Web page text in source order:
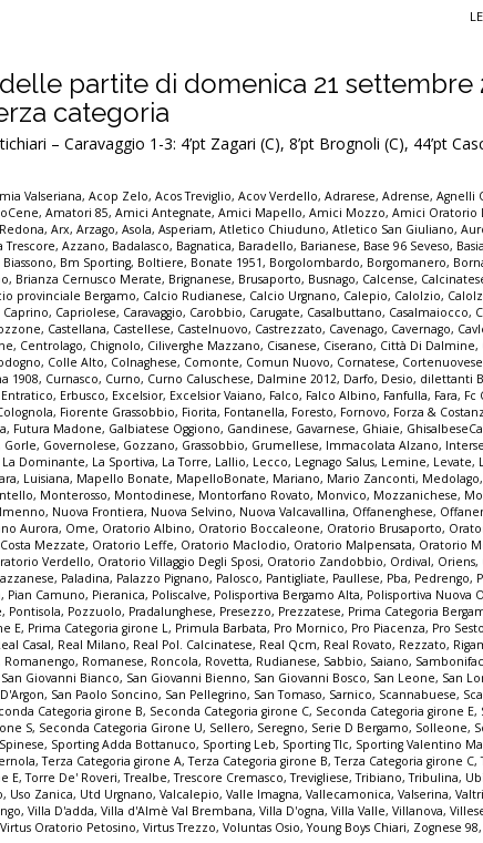
partite di domenica 21 settembre
categoria
– Caravaggio 1-3: 4’pt Zagari (C), 8’pt Brognoli (C), 44’pt
Valseriana,Acop Zelo,Acos Treviglio,Acov Verdello,Adrarese,Adrense,Agnelli
,Amatori 85,Amici Antegnate,Amici Mapello,Amici Mozzo,Amici Oratorio
,Arx,Arzago,Asola,Asperiam,Atletico Chiuduno,Atletico San Giuliano,
Trescore,Azzano, Badalasco, Bagnatica, Baradello, Barianese, Base 96 Seveso,
Biassono, Bm Sporting, Boltiere, Bonate 1951, Borgolombardo, Borgomanero,
, Brianza Cernusco Merate, Brignanese, Brusaporto, Busnago, Calcense,
provinciale Bergamo, Calcio Rudianese, Calcio Urgnano, Calepio, Calolzio,
Caprino, Capriolese, Caravaggio, Carobbio, Carugate, Casalbuttano, Casalmaiocco,
, Castellana, Castellese, Castelnuovo, Castrezzato, Cavenago, Cavernago,
, Centrolago, Chignolo, Ciliverghe Mazzano, Cisanese, Ciserano, Città Di Dalmine,
, Colle Alto, Colnaghese, Comonte, Comun Nuovo, Cornatese, Cortenuovese
1908, Curnasco, Curno, Curno Caluschese, Dalmine 2012, Darfo, Desio, dilettanti
Entratico, Erbusco, Excelsior, Excelsior Vaiano, Falco, Falco Albino, Fanfulla, Fara, Fc
, Fiorente Grassobbio, Fiorita, Fontanella, Foresto, Fornovo, Forza &
, Futura Madone, Galbiatese Oggiono, Gandinese, Gavarnese, Ghiaie,
Gorle, Governolese, Gozzano, Grassobbio, Grumellese, Immacolata Alzano,
La Dominante, La Sportiva, La Torre, Lallio, Lecco, Legnago Salus, Lemine, Levate,
, Luisiana, Mapello Bonate, MapelloBonate, Mariano, Mario Zanconti, Medolago,
, Monterosso, Montodinese, Montorfano Rovato, Monvico, Mozzanichese,
, Nuova Frontiera, Nuova Selvino, Nuova Valcavallina, Offanenghese,
Aurora, Ome, Oratorio Albino, Oratorio Boccaleone, Oratorio Brusaporto,
Mezzate, Oratorio Leffe, Oratorio Maclodio, Oratorio Malpensata, Oratorio
Verdello, Oratorio Villaggio Degli Sposi, Oratorio Zandobbio, Ordival, Oriens,
, Paladina, Palazzo Pignano, Palosco, Pantigliate, Paullese, Pba, Pedrengo,
, Pian Camuno, Pieranica, Poliscalve, Polisportiva Bergamo Alta, Polisportiva Nuova
, Pontisola, Pozzuolo, Pradalunghese, Presezzo, Prezzatese, Prima Categoria
E, Prima Categoria girone L, Primula Barbata, Pro Mornico, Pro Piacenza, Pro
Casal, Real Milano, Real Pol. Calcinatese, Real Qcm, Real Rovato, Rezzato,
Romanengo, Romanese, Roncola, Rovetta, Rudianese, Sabbio, Saiano,
San Giovanni Bianco, San Giovanni Bienno, San Giovanni Bosco, San Leone, San
, San Paolo Soncino, San Pellegrino, San Tomaso, Sarnico, Scannabuese,
Categoria girone B, Seconda Categoria girone C, Seconda Categoria girone E,
S, Seconda Categoria Girone U, Sellero, Seregno, Serie D Bergamo, Solleone,
Spinese, Sporting Adda Bottanuco, Sporting Leb, Sporting Tlc, Sporting Valentino
,Terza Categoria girone A,Terza Categoria girone B,Terza Categoria girone C,
E,Torre De' Roveri,Trealbe,Trescore Cremasco,Trevigliese,Tribiano,Tribulina,
, Uso Zanica, Utd Urgnano,Valcalepio,Valle Imagna,Vallecamonica,Valserina,
,Villa D'adda,Villa d'Almè Val Brembana,Villa D'ogna,Villa Valle,Villanova,
Virtus Oratorio Petosino,Virtus Trezzo,Voluntas Osio,Young Boys Chiari, Zognese 98,